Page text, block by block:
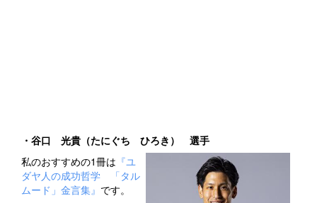
・谷口 光貴（たにぐち ひろき） 選手
私のおすすめの1冊は 『ユ
ダヤ人の成功哲学 「タル
ムード」金言集』 です。